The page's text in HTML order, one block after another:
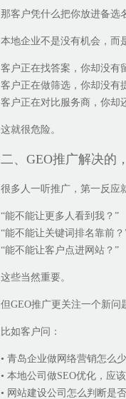
那客户凭什么把你放进备选
本地企业不是没有机会，而
客户正在找答案，你却没有
客户正在做筛选，你却没有
客户正在对比服务商，你却
这就很危险。
二、GEO推广解决的
很多人一听推广，第一反应
“能不能让更多人看到我？”
“能不能让关键词排名靠前？
“能不能让客户点进网站？”
这些当然重要。
但GEO推广更关注一个新
比如客户问：
• 青岛企业做网络营销怎么
• 本地公司做SEO优化，应
• 网站建设公司怎么判断是